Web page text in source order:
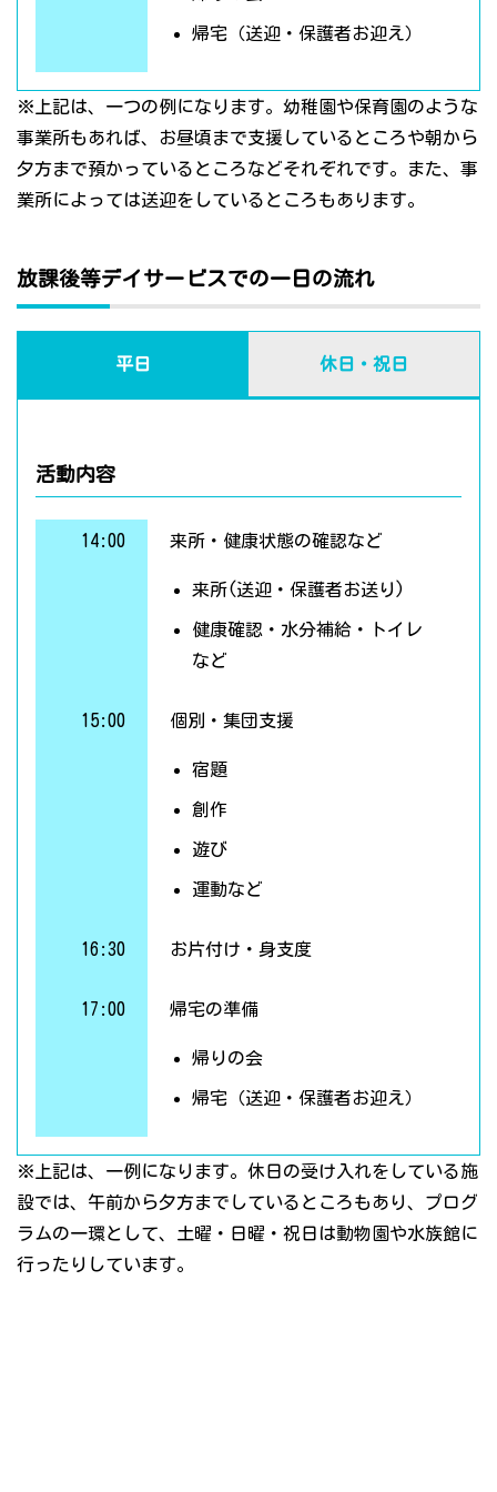
帰宅（送迎・保護者お迎え）
※上記は、一つの例になります。幼稚園や保育園のような
事業所もあれば、お昼頃まで支援しているところや朝から
夕方まで預かっているところなどそれぞれです。また、事
業所によっては送迎をしているところもあります。
放課後等デイサービスでの一日の流れ
平日 休日・祝日
活動内容
14:00 来所・健康状態の確認など
来所(送迎・保護者お送り)
健康確認・水分補給・トイレ
など
15:00 個別・集団支援
宿題
創作
遊び
運動など
16:30 お片付け・身支度
17:00 帰宅の準備
帰りの会
帰宅（送迎・保護者お迎え）
※上記は、一例になります。休日の受け入れをしている施
設では、午前から夕方までしているところもあり、プログ
ラムの一環として、土曜・日曜・祝日は動物園や水族館に
行ったりしています。